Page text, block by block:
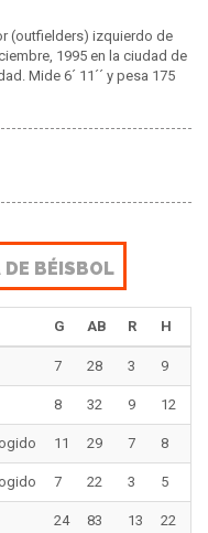
(outfielders) izquierdo de
1995 en la ciudad de
Mide 6´ 11´´ y pesa 175
BÉISBOL
G AB R H
7 28 3 9
8 32 9 12
11 29 7 8
7 22 3 5
24 83 13 22